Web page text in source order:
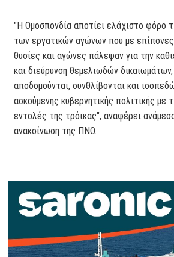
"Η Ομοσπονδία αποτίει ελάχιστο φόρο
των εργατικών αγώνων που με
θυσίες και αγώνες πάλεψαν για την
και διεύρυνση θεμελιωδών
αποδομούνται, συνθλίβονται και
ασκούμενης κυβερνητικής πολιτικής με
εντολές της τρόικας", αναφέρει
ανακοίνωση της ΠΝΟ.